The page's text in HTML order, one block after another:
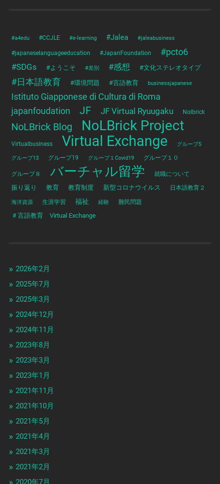
#a4edu #CCJLE #e-learning #Jalea #jaleabusiness
#japaneselanguageeducation #JapanFoundation #pcto6
#SDGs #ようこそ #差別 #感想 #文化ステレオタイプ
#日本語教育 #環境問題 #言語教育 businessjapanese
Istituto Giapponese di Cultura di Roma
japanfoudation JF JF Virtual Ryuugaku Nolbrick
NoLBrick Blog NoLBrick Project
Virtualbusiness Virtual Exchange
グループ5
グループ13
グループ19 グループ１Covid19 グループ１０
グループ８ バーチャル留学 就職について
振り返り 教育 教育制度 新型コロナウイルス 日本語教育２
海洋資源 生涯学習 福祉 経験 難民問題
＃言語教育 Virtual Exchange
2026年2月
2025年7月
2025年3月
2024年12月
2024年11月
2023年8月
2023年3月
2023年1月
2021年11月
2021年10月
2021年5月
2021年4月
2021年3月
2021年2月
2020年7月